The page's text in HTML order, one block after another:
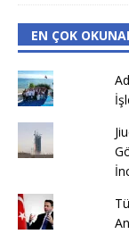
EN ÇOK